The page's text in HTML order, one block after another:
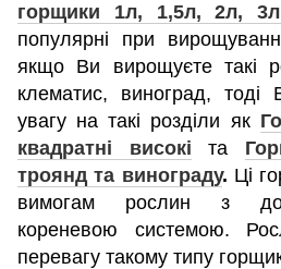
горщики 1л, 1,5л, 2л,
популярні при
якщо Ви вирощуєте такі
клематис, виноград, тоді
увагу на такі розділи як
квадратні високі та
троянд та винограду. Ці
вимогам рослин з
кореневою системою.
перевагу такому типу